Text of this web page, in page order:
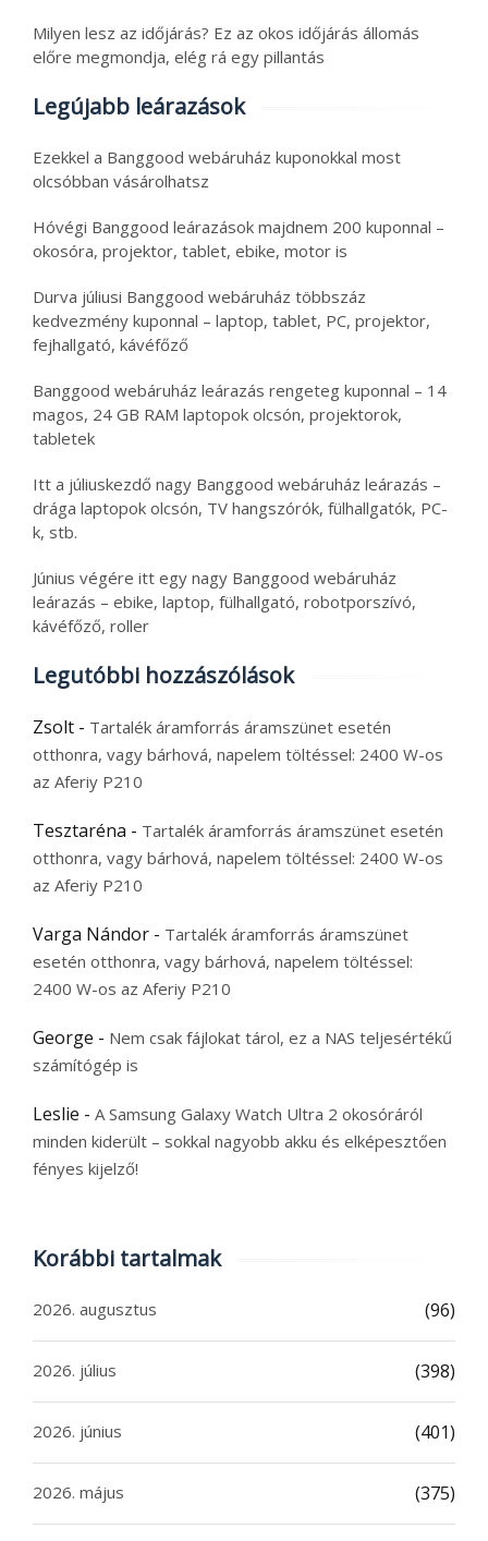
Milyen lesz az időjárás? Ez az okos időjárás állomás
előre megmondja, elég rá egy pillantás
Legújabb leárazások
Ezekkel a Banggood webáruház kuponokkal most
olcsóbban vásárolhatsz
Hóvégi Banggood leárazások majdnem 200 kuponnal –
okosóra, projektor, tablet, ebike, motor is
Durva júliusi Banggood webáruház többszáz
kedvezmény kuponnal – laptop, tablet, PC, projektor,
fejhallgató, kávéfőző
Banggood webáruház leárazás rengeteg kuponnal – 14
magos, 24 GB RAM laptopok olcsón, projektorok,
tabletek
Itt a júliuskezdő nagy Banggood webáruház leárazás –
drága laptopok olcsón, TV hangszórók, fülhallgatók, PC-
k, stb.
Június végére itt egy nagy Banggood webáruház
leárazás – ebike, laptop, fülhallgató, robotporszívó,
kávéfőző, roller
Legutóbbi hozzászólások
Zsolt - Tartalék áramforrás áramszünet esetén
otthonra, vagy bárhová, napelem töltéssel: 2400 W-os
az Aferiy P210
Tesztaréna - Tartalék áramforrás áramszünet esetén
otthonra, vagy bárhová, napelem töltéssel: 2400 W-os
az Aferiy P210
Varga Nándor - Tartalék áramforrás áramszünet
esetén otthonra, vagy bárhová, napelem töltéssel:
2400 W-os az Aferiy P210
George - Nem csak fájlokat tárol, ez a NAS teljesértékű
számítógép is
Leslie - A Samsung Galaxy Watch Ultra 2 okosóráról
minden kiderült – sokkal nagyobb akku és elképesztően
fényes kijelző!
Korábbi tartalmak
2026. augusztus (96)
2026. július (398)
2026. június (401)
2026. május (375)